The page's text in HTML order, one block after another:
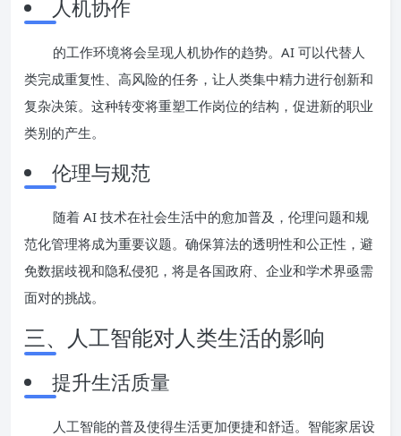
人机协作
的工作环境将会呈现人机协作的趋势。AI 可以代替人
类完成重复性、高风险的任务，让人类集中精力进行创新和
复杂决策。这种转变将重塑工作岗位的结构，促进新的职业
类别的产生。
伦理与规范
随着 AI 技术在社会生活中的愈加普及，伦理问题和规
范化管理将成为重要议题。确保算法的透明性和公正性，避
免数据歧视和隐私侵犯，将是各国政府、企业和学术界亟需
面对的挑战。
三、人工智能对人类生活的影响
提升生活质量
人工智能的普及使得生活更加便捷和舒适。智能家居设